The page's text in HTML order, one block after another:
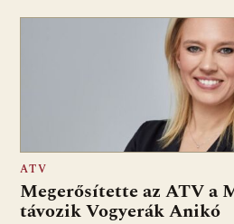
ATV
Megerősítette az ATV a
távozik Vogyerák Anikó